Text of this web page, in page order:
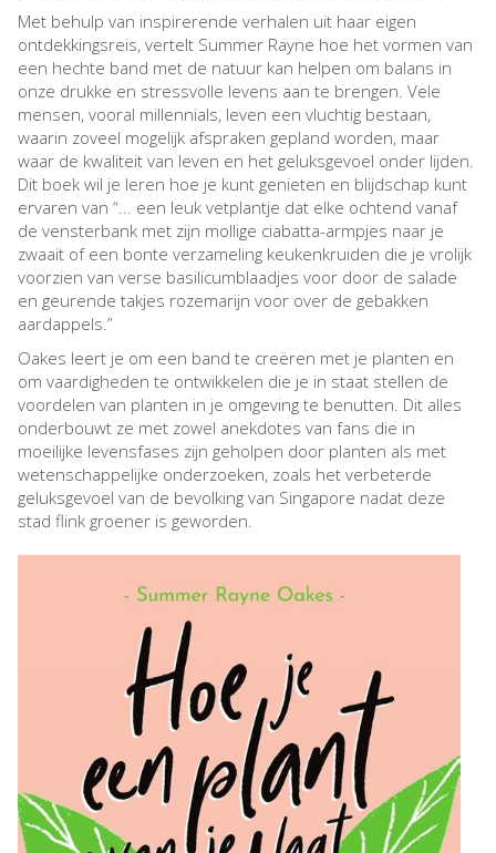
Met behulp van inspirerende verhalen uit haar eigen
ontdekkingsreis, vertelt Summer Rayne hoe het vormen van
een hechte band met de natuur kan helpen om balans in
onze drukke en stressvolle levens aan te brengen. Vele
mensen, vooral millennials, leven een vluchtig bestaan,
waarin zoveel mogelijk afspraken gepland worden, maar
waar de kwaliteit van leven en het geluksgevoel onder lijden.
Dit boek wil je leren hoe je kunt genieten en blijdschap kunt
ervaren van “... een leuk vetplantje dat elke ochtend vanaf
de vensterbank met zijn mollige ciabatta-armpjes naar je
zwaait of een bonte verzameling keukenkruiden die je vrolijk
voorzien van verse basilicumblaadjes voor door de salade
en geurende takjes rozemarijn voor over de gebakken
aardappels.”
Oakes leert je om een band te creëren met je planten en
om vaardigheden te ontwikkelen die je in staat stellen de
voordelen van planten in je omgeving te benutten. Dit alles
onderbouwt ze met zowel anekdotes van fans die in
moeilijke levensfases zijn geholpen door planten als met
wetenschappelijke onderzoeken, zoals het verbeterde
geluksgevoel van de bevolking van Singapore nadat deze
stad flink groener is geworden.